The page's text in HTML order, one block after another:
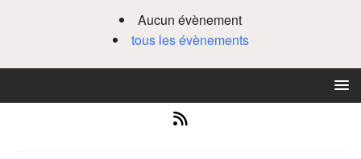
Aucun évènement
tous les évènements